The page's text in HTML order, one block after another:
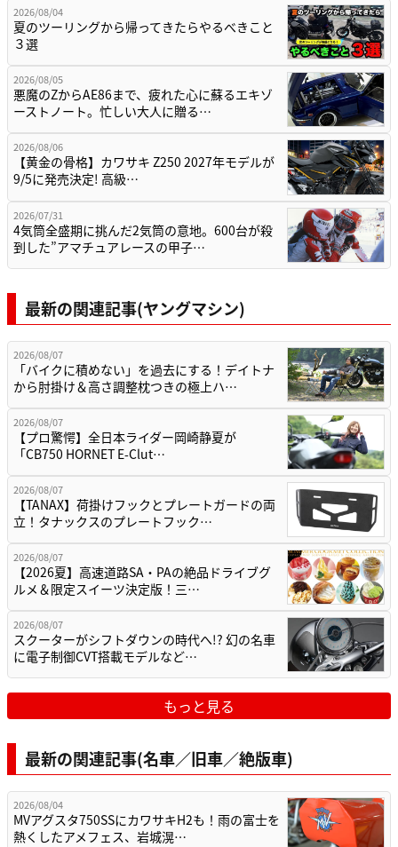
2026/08/04
夏のツーリングから帰ってきたらやるべきこと
３選
2026/08/05
悪魔のZからAE86まで、疲れた心に蘇るエキゾ
ーストノート。忙しい大人に贈る…
2026/08/06
【黄金の骨格】カワサキ Z250 2027年モデルが
9/5に発売決定! 高級…
2026/07/31
4気筒全盛期に挑んだ2気筒の意地。600台が殺
到した”アマチュアレースの甲子…
最新の関連記事(ヤングマシン)
2026/08/07
「バイクに積めない」を過去にする！デイトナ
から肘掛け＆高さ調整枕つきの極上ハ…
2026/08/07
【プロ驚愕】全日本ライダー岡崎静夏が
「CB750 HORNET E-Clut…
2026/08/07
【TANAX】荷掛けフックとプレートガードの両
立！タナックスのプレートフック…
2026/08/07
【2026夏】高速道路SA・PAの絶品ドライブグ
ルメ＆限定スイーツ決定版！三…
2026/08/07
スクーターがシフトダウンの時代へ!? 幻の名車
に電子制御CVT搭載モデルなど…
もっと見る
最新の関連記事(名車／旧車／絶版車)
2026/08/04
MVアグスタ750SSにカワサキH2も！雨の富士を
熱くしたアメフェス、岩城滉…